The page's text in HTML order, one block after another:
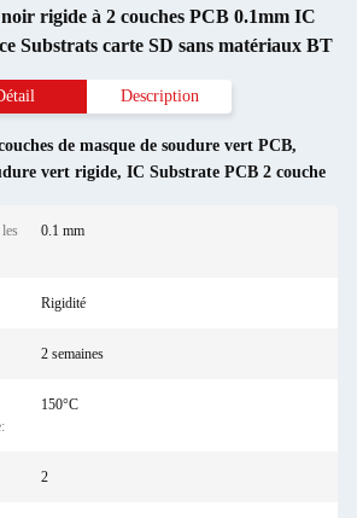
rigide à 2 couches PCB 0.1mm IC
Substrats carte SD sans matériaux BT
Description
de masque de soudure vert PCB,
vert rigide, IC Substrate PCB 2 couche
0.1 mm
Rigidité
2 semaines
150°C
2